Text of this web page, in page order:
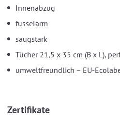
Innenabzug
fusselarm
saugstark
Tücher 21,5 x 35 cm (B x L),
umweltfreundlich – EU-
Zertifikate